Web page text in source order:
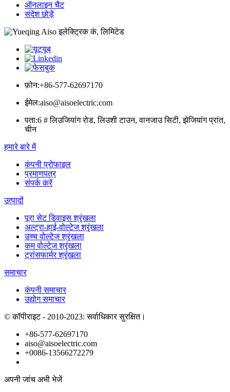
ऑनलाइन चैट
संदेश छोड़ें
फ़ोन:+86-577-62697170
ईमेल:aiso@aisoelectric.com
पता:6 # लिउजियांग रोड, लिउशी टाउन, वानजाउ सिटी, झेजियांग प्रांत,
चीन
हमारे बारे में
कंपनी प्रोफाइल
प्रमाणपत्र
संपर्क करें
उत्पादों
पूरा सेट डिवाइस श्रृंखला
अल्ट्रा-हाई-वोल्टेज श्रृंखला
उच्च वोल्टेज श्रृंखला
कम वोल्टेज श्रृंखला
ट्रांसफार्मर श्रृंखला
समाचार
कंपनी समाचार
उद्योग समाचार
© कॉपीराइट - 2010-2023: सर्वाधिकार सुरक्षित।
+86-577-62697170
aiso@aisoelectric.com
+0086-13566272279
अपनी जांच अभी भेजें